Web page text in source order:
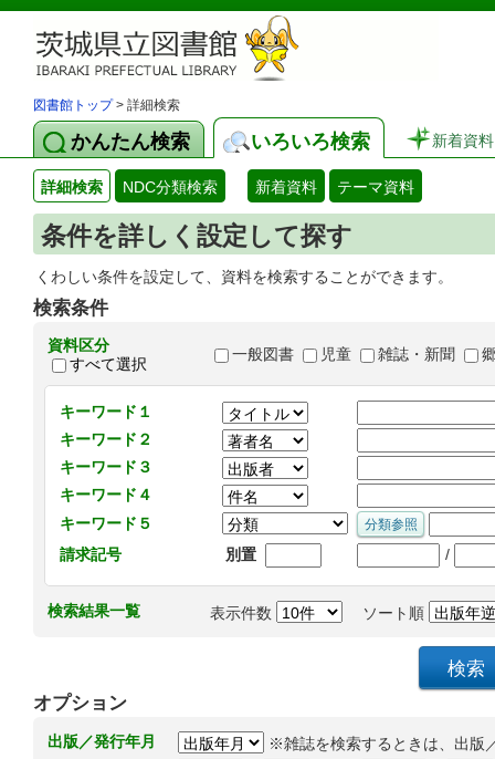
図書館トップ> 詳細検索
かんたん検索 いろいろ検索 新着資料
詳細検索 NDC分類検索 新着資料 テーマ資料
条件を詳しく設定して探す
くわしい条件を設定して、資料を検索することができます。
検索条件
資料区分
すべて選択
一般図書 児童 雑誌・新聞
キーワード１
キーワード２
キーワード３
キーワード４
キーワード５
請求記号
別置 /
検索結果一覧 表示件数 ソート順
オプション
出版／発行年月
※雑誌を検索するときは、出版